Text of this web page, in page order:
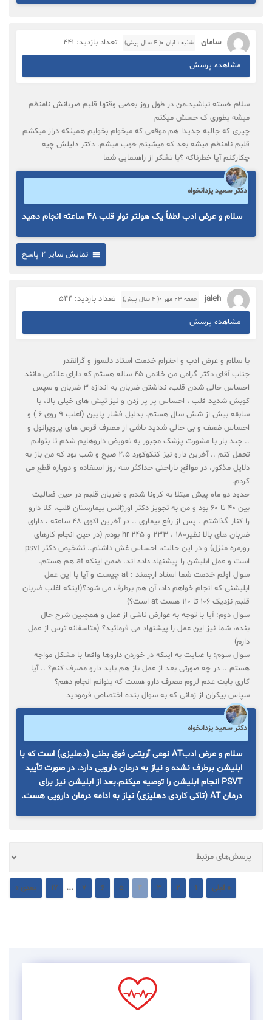
سامان شنبه ۱ آبان ۰( 4 سال پیش) تعداد بازدید: 441
مشاهده پرسش
سلام خسته نباشید.من در طول روز بعضی وقتها قلبم ضربانش نامنظم
میشه بطوری ک حسش میکنم
چیزی که جالبه جدیدا هم موقعی که میخوام بخوابم همینکه دراز میکشم
قلبم نامنظم میشه بعد که میشینم خوب میشم. دکتر دلیلش چیه
چکارکنم آیا خطرناکه ؟با تشکر از راهنمایی شما
دکتر سعید یزدانخواه
سلام و عرض ادب لطفاً یک هولتر نوار قلب ۴۸ ساعته انجام دهید
نمایش سایر 2 پاسخ
jaleh جمعه ۲۳ مهر ۰( 4 سال پیش) تعداد بازدید: 544
مشاهده پرسش
با سلام و عرض ادب و احترام خدمت استاد دلسوز و گرانقدر
جناب آقای دکتر گرامی من خانمی 45 ساله هستم که دارای علائمی مانند
احساس خالی شدن قلب، نداشتن ضربان به اندازه 3 ضربان و سپس
کوبش شدید قلب ، احساس پر پر زدن و نیز تپش های خیلی بالا، با
سابقه بیش از شش سال هستم. بدلیل فشار پایین (اغلب 9 روی 6 ) و
احساس ضعف و بی حالی شدید ناشی از مصرف قرص های پروپرانول و
.. چند بار با مشورت پزشک مجبور به تعویض داروهایم شدم تا بتوانم
تحمل کنم .. آخرین دارو نیز کنکوکورد 2.5 صبح و شب بود که من باز به
دلایل مذکور، در مواقع ناراحتی حداکثر سه روز استفاده و دوباره قطع می
کردم.
حدود دو ماه پیش مبتلا به کرونا شدم و ضربان قلبم در حین فعالیت
بین 40 تا 60 بود و من به تجویز دکتر اورژانس بیمارستان قلب، کلا دارو
را کنار گذاشتم . پس از رفع بیماری .. در آخرین اکوی 48 ساعته ، دارای
ضربان های بالا نظیر180 ، 233 و 245 hr بودم (در حین انجام کارهای
روزمره منزل) و در این حالت، احساس غش داشتم.. تشخیص دکتر psvt
است و عمل ابلیشن را پیشنهاد داده اند. ضمن اینکه at هم هستم.
سوال اولم خدمت شما استاد ارجمند : at چیست و آیا با این عمل
ابلیشنی که انجام خواهم داد، آن هم برطرف می شود؟(اینکه اغلب ضربان
قلبم نزدیک 106 تا 110 هست at است؟)
سوال دوم: آیا با توجه به عوارض ناشی از عمل و همچنین شرح حال
بنده، شما نیز این عمل را پیشنهاد می فرمائید؟ (متاسفانه ترس از عمل
دارم)
سوال سوم: با عنایت به اینکه در خوردن داروها واقعا با مشکل مواجه
هستم .. در چه صورتی بعد از عمل باز هم باید دارو مصرف کنم؟ .. آیا
کاری بابت عدم لزوم مصرف دارو هست که بتوانم انجام دهم؟
سپاس بیکران از زمانی که به سوال بنده اختصاص فرمودید
دکتر سعید یزدانخواه
سلام و عرض ادبAT نوعی آریتمی فوق بطنی (دهلیزی) است که با
ابلیشن برطرف نشده و نیاز به درمان دارویی دارد. در صورت تأیید
PSVT انجام ابلیشن را توصیه میکنم.بعد از ابلیشن نیز برای
درمان AT (تاکی کاردی دهلیزی) نیاز به ادامه درمان دارویی هست.
« قبلی 1
2
3
4
5
6
7
...
17 بعدی »